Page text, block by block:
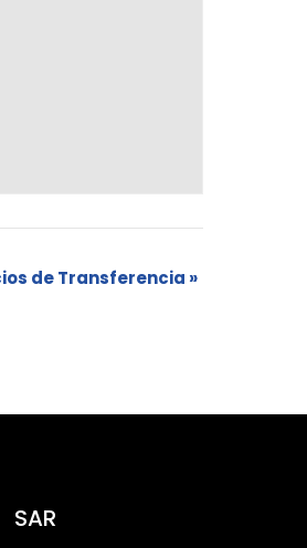
de Transferencia »
SAR